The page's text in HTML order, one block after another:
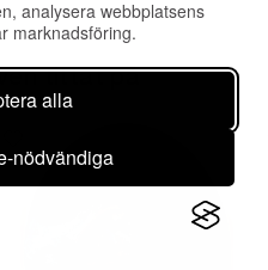
analysera webbplatsens
marknadsföring.
alla
nödvändiga
tittat på